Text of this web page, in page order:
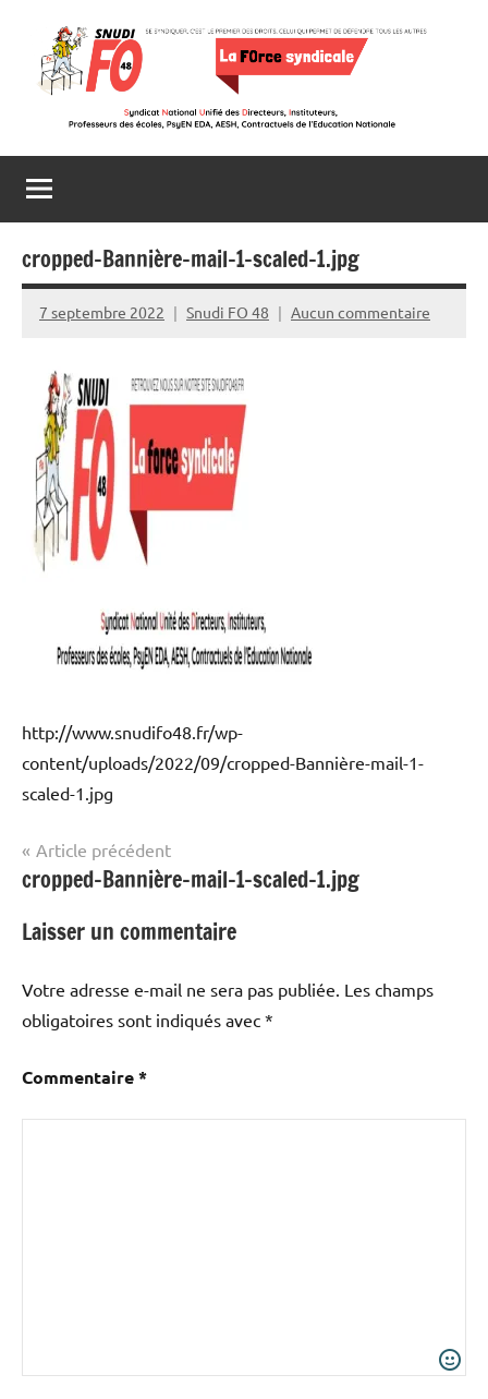
contenu
Snudi
FO
c’est
le
premier
droits,
permet
défendre
tous
les
autres
cropped-Bannière-mail-1-scaled-1.jpg
7 septembre 2022 Snudi FO 48 Aucun commentaire
http://www.snudifo48.fr/wp-
content/uploads/2022/09/cropped-Bannière-mail-1-
scaled-1.jpg
Navigation
de
l’article
Article précédent
cropped-Bannière-mail-1-scaled-1.jpg
Laisser un commentaire
Votre adresse e-mail ne sera pas publiée. Les champs
obligatoires sont indiqués avec *
Commentaire*